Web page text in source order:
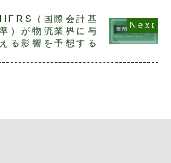
稿を書いている今
もちょうどやって
います)。その多く
が地震予知とか地
０％の落ち
見せていま
もそも今回
IIFRS（国際会計基
準）が物流業界に与
える影響を予想する